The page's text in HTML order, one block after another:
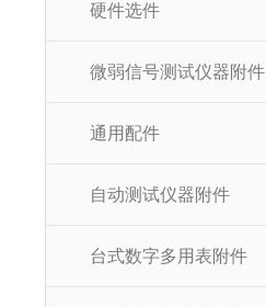
硬件选件
微弱信号测试仪器附件
通用配件
自动测试仪器附件
台式数字多用表附件